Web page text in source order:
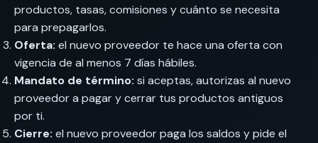
productos, tasas, comisiones y cuánto se necesita
para prepagarlos.
Oferta: el nuevo proveedor te hace una oferta con
vigencia de al menos 7 días hábiles.
Mandato de término: si aceptas, autorizas al nuevo
proveedor a pagar y cerrar tus productos antiguos
por ti.
Cierre: el nuevo proveedor paga los saldos y pide el